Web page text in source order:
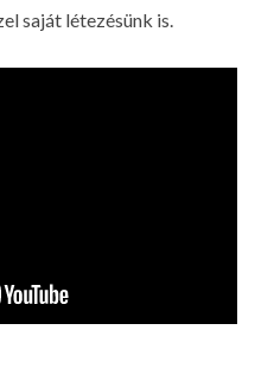
saját létezésünk is.